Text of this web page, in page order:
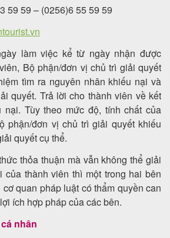
59 59 – (0256)6 55 59 59
làm việc kể từ ngày nhận được
Bộ phận/đơn vị chủ trì giải quyết
tìm ra nguyên nhân khiếu nại và
quyết. Trả lời cho thành viên về kết
nại. Tùy theo mức độ, tính chất của
phận/đơn vị chủ trì giải quyết khiếu
quyết cụ thể.
thỏa thuận mà vẫn không thể giải
của thành viên thì một trong hai bên
quan pháp luật có thẩm quyền can
ích hợp pháp của các bên.
nhân